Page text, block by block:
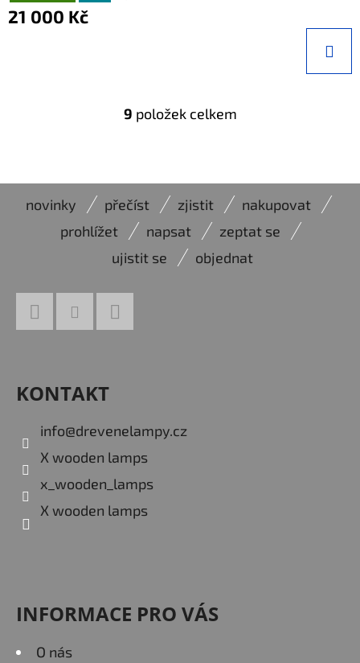
21 000 Kč
O
Á
D
A
C
Í
P
9 položek celkem
novinky přečíst zjistit
nakupovat
prohlížet
napsat
zeptat se
ujistit se
objednat
KONTAKT
info@drevenelampy.cz
X wooden lamps
x_wooden_lamps
X wooden lamps
INFORMACE PRO VÁS
O nás